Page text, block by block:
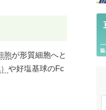
胞が形質細胞へと
や好塩基球のFc